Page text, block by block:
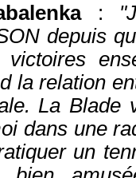
:
depuis
victoires
la relation
La Blade
dans une
un